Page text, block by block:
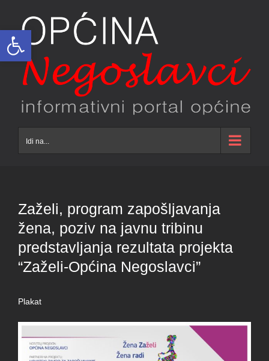
Open toolbar
content
Idi na...
Zaželi, program zapošljavanja
žena, poziv na javnu tribinu
predstavljanja rezultata projekta
“Zaželi-Općina Negoslavci”
Plakat